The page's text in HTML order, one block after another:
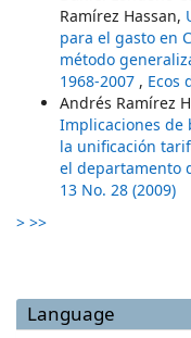
Ramírez Hassan,
para el gasto en
método
1968-2007 , Ecos
Andrés Ramírez
Implicaciones de
la unificación
el departamento
13 No. 28 (2009)
> >>
Language